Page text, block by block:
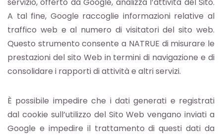
servizio, offerto da Google, analizza l’attività del Sito.
A tal fine, Google raccoglie informazioni relative al
traffico web e al numero di visitatori del sito web.
Questo strumento consente a NATRUE di misurare le
prestazioni del sito Web in termini di navigazione e di
consolidare i rapporti di attività e altri servizi.
È possibile impedire che i dati generati e registrati
dal cookie sull’utilizzo del Sito Web vengano inviati a
Google e impedire il trattamento di questi dati da